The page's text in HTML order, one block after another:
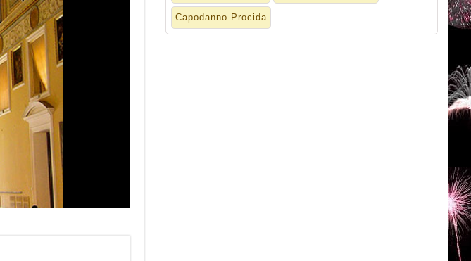
Capodanno Procida